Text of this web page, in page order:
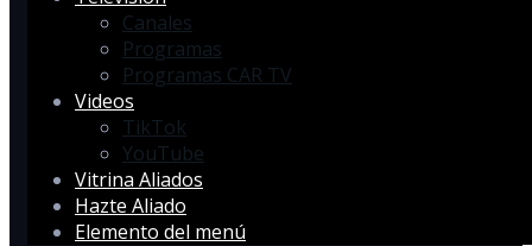
Canales
Programas
Programas CAR TV
Videos
TikTok
YouTube
Vitrina Aliados
Hazte Aliado
Elemento del menú